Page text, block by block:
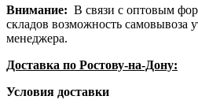
Внимание: В связи с оптовым
складов возможность самовывоза
менеджера.
Доставка по Ростову-на-Дону:
Условия доставки